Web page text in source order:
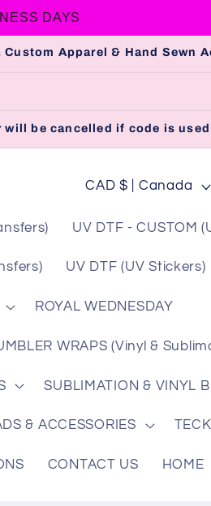
DAYS
Apparel & Hand Sewn
be cancelled if code is
UV DTF - CUSTOM
UV DTF (UV Stickers)
ROYAL WEDNESDAY
WRAPS (Vinyl &
SUBLIMATION & VINYL
& ACCESSORIES
CONTACT US HOME
P
y
s
r
é
o
n
CAD $ | Canada